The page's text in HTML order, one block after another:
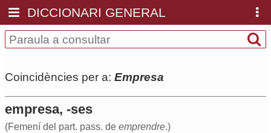
DICCIONARI GENERAL
Coincidències per a: Empresa
empresa, -ses
(Femení del part. pass. de emprendre.)